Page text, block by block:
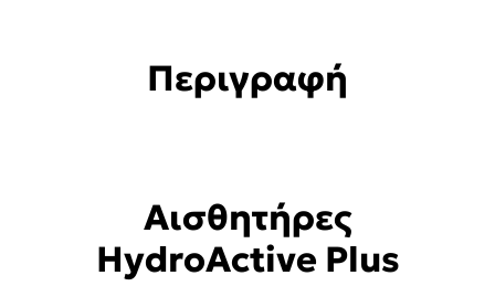
Περιγραφή
Αισθητήρες
HydroActive Plus